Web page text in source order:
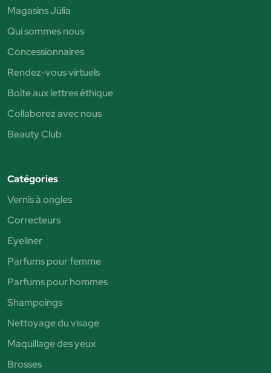
Magasins Júlia
Qui sommes nous
Concessionnaires
Rendez-vous virtuels
Boîte aux lettres éthique
Collaborez avec nous
Beauty Club
Catégories
Vernis à ongles
Correcteurs
Eyeliner
Parfums pour femme
Parfums pour hommes
Shampoings
Nettoyage du visage
Maquillage des yeux
Brosses